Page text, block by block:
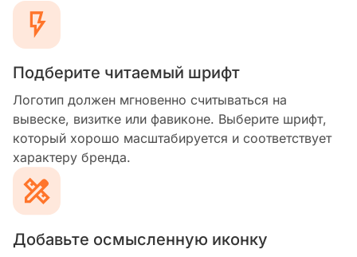
Подберите читаемый шрифт
Логотип должен мгновенно считываться на
вывеске, визитке или фавиконе. Выберите шрифт,
который хорошо масштабируется и соответствует
характеру бренда.
Добавьте осмысленную иконку